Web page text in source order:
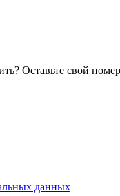
Оставьте свой
данных